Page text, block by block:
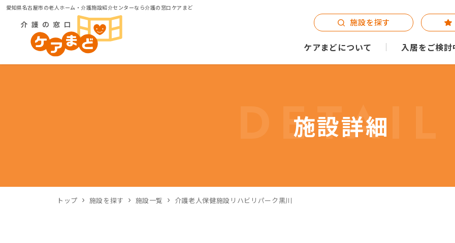
愛知県名古屋市の老人ホーム・介護施設紹介センターなら介護の窓口ケアまど
ケアまどについて 入居をご検討
施設を探す
DETAIL
施設詳細
トップ 施設を探す 施設一覧 介護老人保健施設リハビリパーク黒川